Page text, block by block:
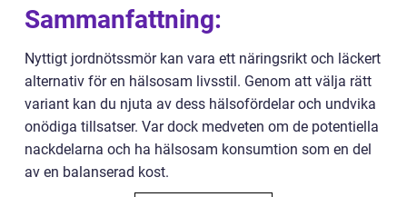
Sammanfattning:
Nyttigt jordnötssmör kan vara ett näringsrikt och läckert
alternativ för en hälsosam livsstil. Genom att välja rätt
variant kan du njuta av dess hälsofördelar och undvika
onödiga tillsatser. Var dock medveten om de potentiella
nackdelarna och ha hälsosam konsumtion som en del
av en balanserad kost.